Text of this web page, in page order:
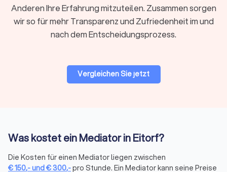
Mediation bietet im Vergleich zu herkömmlichen
Konfliktlösungsmethoden wie Gerichtsverfahren eine
Vielzahl von Vorteilen:
Freiwilligkeit: Die Teilnahme an einer Mediation ist
Entscheidung über die Köpfe der Beteiligten hinweg
später gegen sie verwendet werden.
kostengünstiger als ein Gerichtsverfahren, da der
Anderen Ihre Erfahrung mitzuteilen. Zusammen sorgen
wir so für mehr Transparenz und Zufriedenheit im und
nach dem Entscheidungsprozess.
Vergleichen Sie jetzt
Was kostet ein Mediator in Eitorf?
Die Kosten für einen Mediator liegen zwischen
€150,-und€300,-pro Stunde. Ein Mediator kann seine Preise